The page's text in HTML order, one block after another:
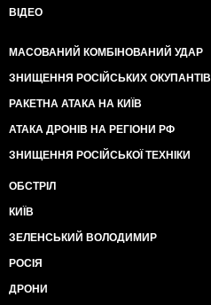
ВІДЕО
МАСОВАНИЙ КОМБІНОВАНИЙ УДАР
ЗНИЩЕННЯ РОСІЙСЬКИХ ОКУПАНТІВ
РАКЕТНА АТАКА НА КИЇВ
АТАКА ДРОНІВ НА РЕГІОНИ РФ
ЗНИЩЕННЯ РОСІЙСЬКОЇ ТЕХНІКИ
ОБСТРІЛ
КИЇВ
ЗЕЛЕНСЬКИЙ ВОЛОДИМИР
РОСІЯ
ДРОНИ